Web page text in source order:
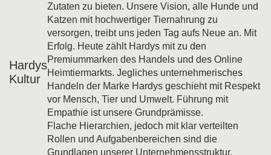
Hardys
Kultur
Zutaten zu bieten. Unsere Vision, alle Hunde und
Katzen mit hochwertiger Tiernahrung zu
versorgen, treibt uns jeden Tag aufs Neue an. Mit
Erfolg. Heute zählt Hardys mit zu den
Premiummarken des Handels und des Online
Heimtiermarkts. Jegliches unternehmerisches
Handeln der Marke Hardys geschieht mit Respekt
vor Mensch, Tier und Umwelt. Führung mit
Empathie ist unsere Grundprämisse.
Flache Hierarchien, jedoch mit klar verteilten
Rollen und Aufgabenbereichen sind die
Grundlagen unserer Unternehmensstruktur.